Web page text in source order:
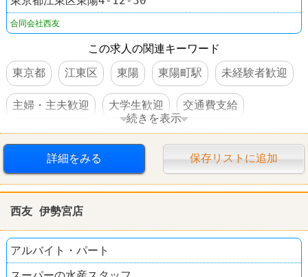
合同会社西友
この求人の関連キーワード
東京都
江東区 東陽 東陽町駅 未経験者歓迎
主婦・主夫歓迎 大学生歓迎 交通費支給
社員登用あり スーパー 西友(SEIYU)
続きを表示
詳細をみる 保存リストに追加
西友 伊勢宮店
アルバイト・パート